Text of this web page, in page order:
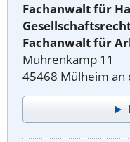
Fachanwalt für
Fachanwalt für
Muhrenkamp 11
45468 Mülheim an